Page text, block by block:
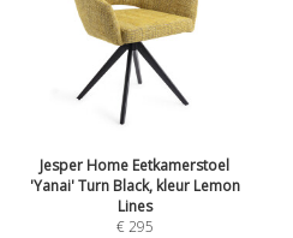
Jesper Home Eetkamerstoel
'Yanai' Turn Black, kleur Lemon
Lines
€295